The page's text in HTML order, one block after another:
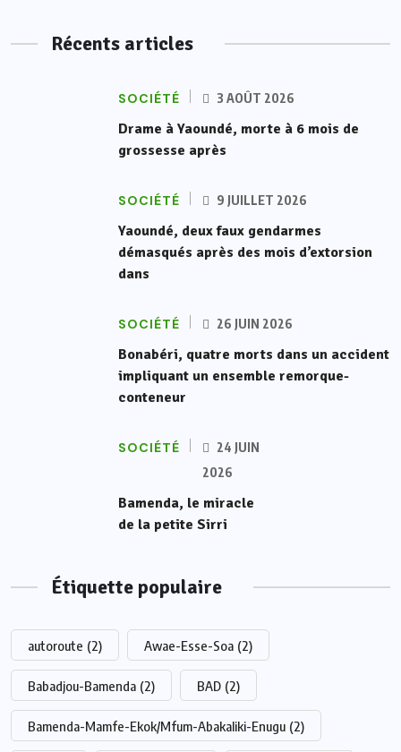
Récents articles
SOCIÉTÉ 3 AOÛT 2026
Drame à Yaoundé, morte à 6 mois de
grossesse après
SOCIÉTÉ 9 JUILLET 2026
Yaoundé, deux faux gendarmes
démasqués après des mois d’extorsion
dans
SOCIÉTÉ 26 JUIN 2026
Bonabéri, quatre morts dans un accident
impliquant un ensemble remorque-
conteneur
SOCIÉTÉ
24 JUIN
2026
Bamenda, le miracle
de la petite Sirri
Étiquette populaire
autoroute (2) Awae-Esse-Soa (2)
Babadjou-Bamenda (2) BAD (2)
Bamenda-Mamfe-Ekok/Mfum-Abakaliki-Enugu (2)